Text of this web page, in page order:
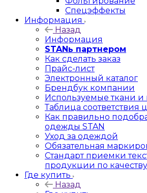
Спецэффекты
Информация
Назад
Информация
STANь партнером
Как сделать заказ
Прайс-лист
Электронный каталог
Брендбук компании
Используемые ткани и
Таблица соответствия
Как правильно
одежды STAN
Уход за одеждой
Обязательная
Стандарт приемки
продукции по качеству
Где купить
Назад